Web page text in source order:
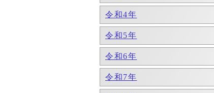
令和4年
令和5年
令和6年
令和7年